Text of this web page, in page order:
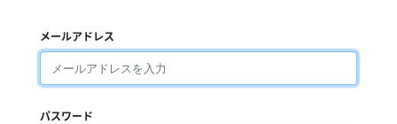
メールアドレス
パスワード